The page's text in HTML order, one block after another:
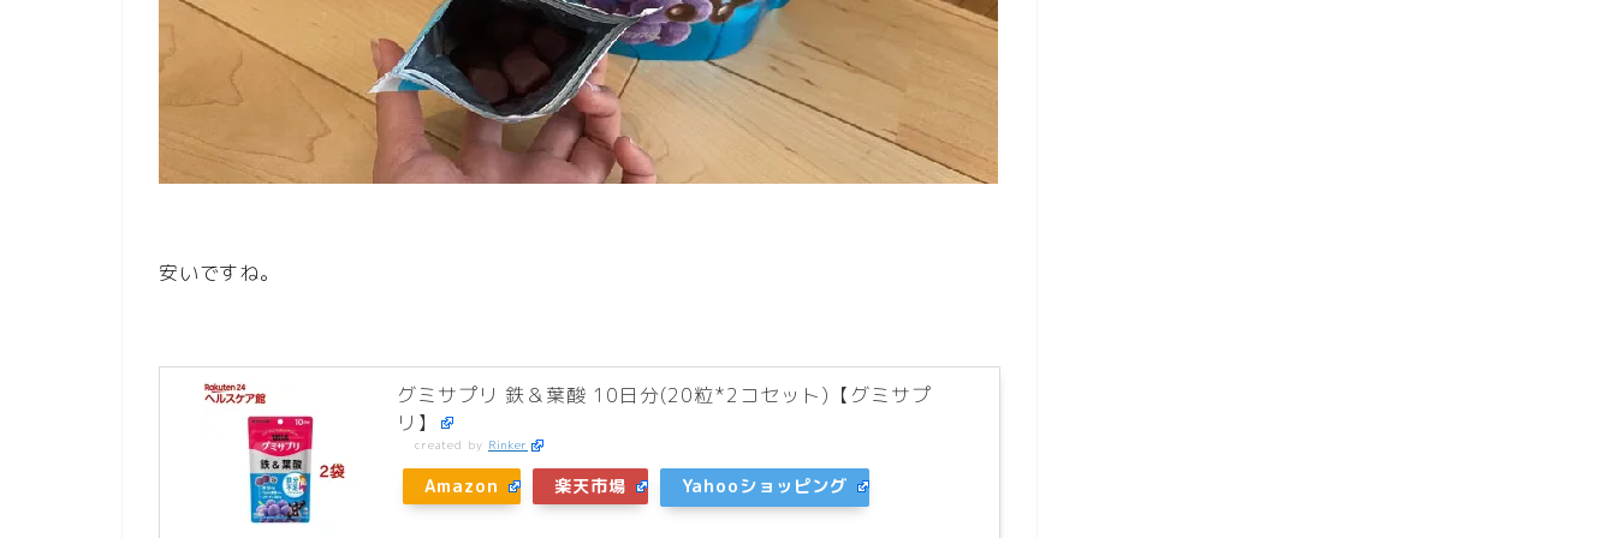
安いですね。
グミサプリ 鉄＆葉酸 10日分(20粒*2コセット)【グミサプ
リ】
created by Rinker
Amazon 楽天市場 Yahooショッピング